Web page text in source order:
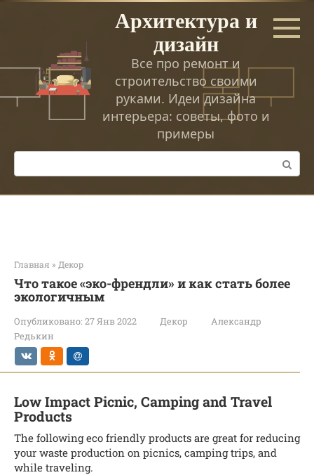
Перейти
Архитектура и
дизайн
Все про ремонт и
строительство своими
руками. Идеи дизайна
интерьера: советы, фото и
примеры
Поиск:
Главная » Декор
Что такое «эко-френдли» и как стать более
экологичным
Опубликовано: 27 Янв 2022 Декор
Александр
Редькин
Low Impact Picnic, Camping and Travel
Products
The following eco friendly products are great for reducing
your waste production on picnics, camping trips, and
while traveling.